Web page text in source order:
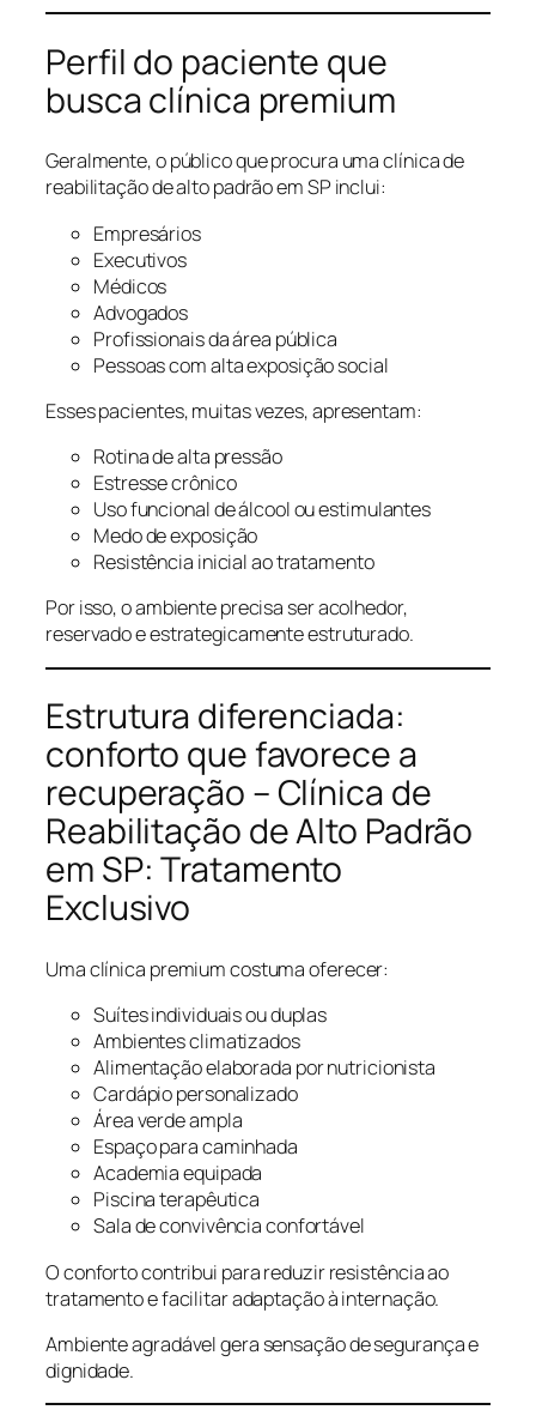
Perfil do paciente que
busca clínica premium
Geralmente, o público que procura uma clínica de
reabilitação de alto padrão em SP inclui:
Empresários
Executivos
Médicos
Advogados
Profissionais da área pública
Pessoas com alta exposição social
Esses pacientes, muitas vezes, apresentam:
Rotina de alta pressão
Estresse crônico
Uso funcional de álcool ou estimulantes
Medo de exposição
Resistência inicial ao tratamento
Por isso, o ambiente precisa ser acolhedor,
reservado e estrategicamente estruturado.
Estrutura diferenciada:
conforto que favorece a
recuperação – Clínica de
Reabilitação de Alto Padrão
em SP: Tratamento
Exclusivo
Uma clínica premium costuma oferecer:
Suítes individuais ou duplas
Ambientes climatizados
Alimentação elaborada por nutricionista
Cardápio personalizado
Área verde ampla
Espaço para caminhada
Academia equipada
Piscina terapêutica
Sala de convivência confortável
O conforto contribui para reduzir resistência ao
tratamento e facilitar adaptação à internação.
Ambiente agradável gera sensação de segurança e
dignidade.